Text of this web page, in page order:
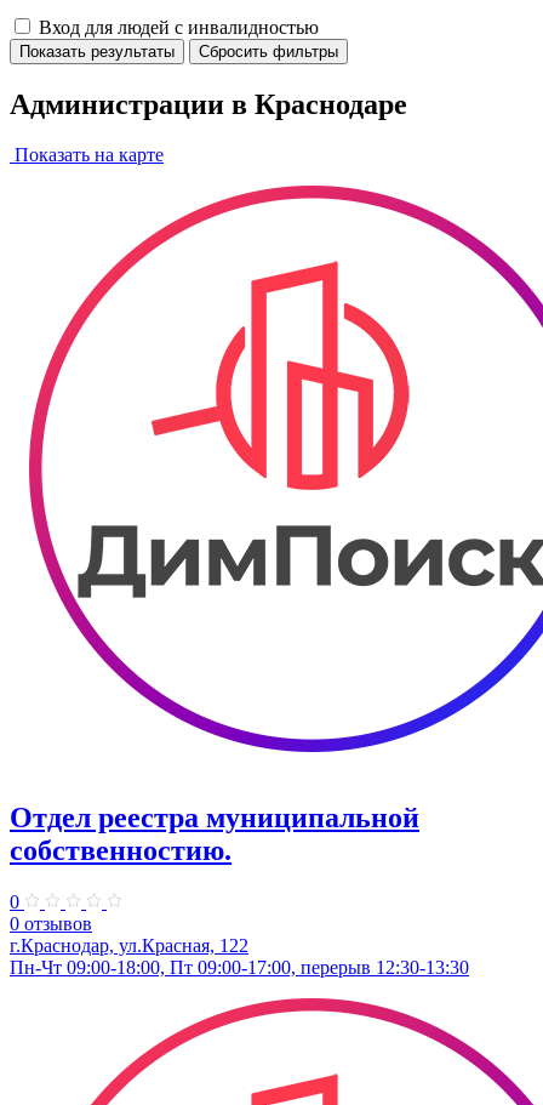
Вход для людей с инвалидностью
Показать результаты Сбросить фильтры
Администрации в Краснодаре
Показать на карте
​Отдел реестра муниципальной
собственностию.
0
0 отзывов
г.Краснодар, ул.Красная, 122
Пн-Чт 09:00-18:00, Пт 09:00-17:00, перерыв 12:30-13:30